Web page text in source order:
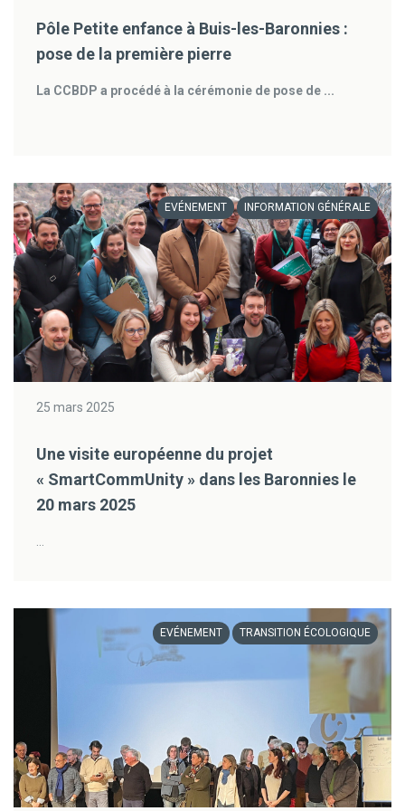
Pôle Petite enfance à Buis-les-Baronnies :
pose de la première pierre
La CCBDP a procédé à la cérémonie de pose de ...
EVÉNEMENT INFORMATION GÉNÉRALE
25 mars 2025
Une visite européenne du projet
« SmartCommUnity » dans les Baronnies le
20 mars 2025
EVÉNEMENT TRANSITION ÉCOLOGIQUE